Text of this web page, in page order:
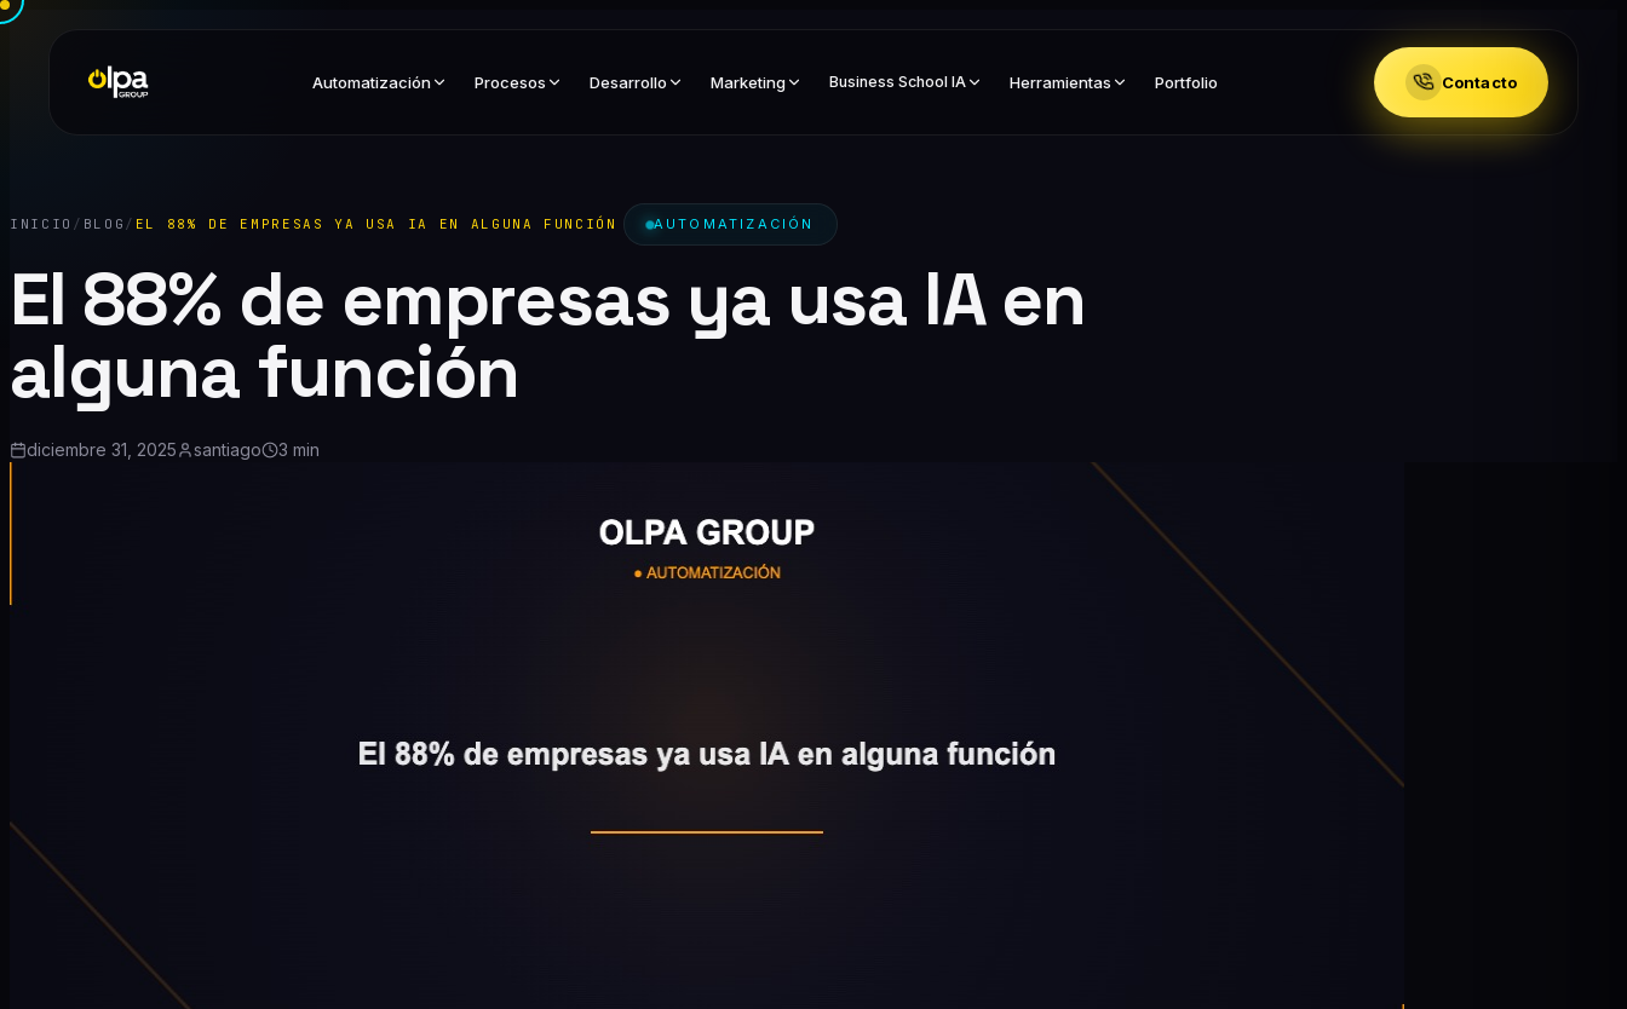
Automatización Procesos Desarrollo Marketing Business School IA Herramientas Portfolio Contacto
INICIO / BLOG / EL 88% DE EMPRESAS YA USA IA EN ALGUNA FUNCIÓN AUTOMATIZACIÓN
El 88% de empresas ya usa IA en
alguna función
diciembre 31, 2025 santiago 3 min